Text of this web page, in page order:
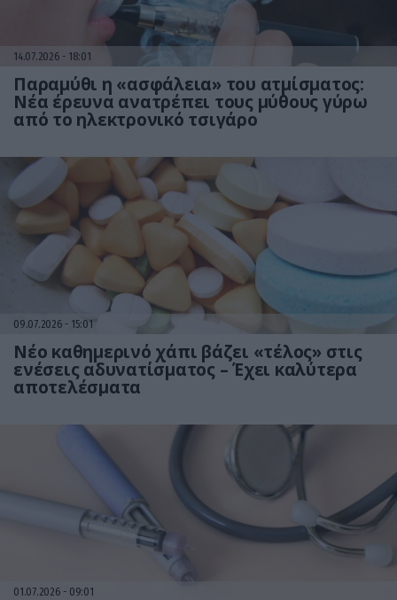
14.07.2026 18:01
Παραμύθι η «ασφάλεια» του ατμίσματος:
Νέα έρευνα ανατρέπει τους μύθους γύρω
από το ηλεκτρονικό τσιγάρο
09.07.2026 15:01
Νέο καθημερινό χάπι βάζει «τέλος» στις
ενέσεις αδυνατίσματος – Έχει καλύτερα
αποτελέσματα
01.07.2026 09:01